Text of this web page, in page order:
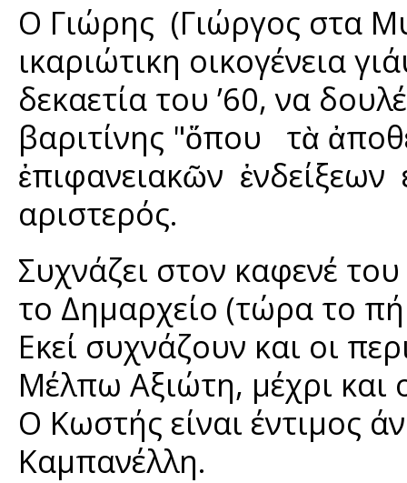
Ο Γιώρης (Γιώργος στα
ικαριώτικη οικογένεια
δεκαετία του ’60, να
βαριτίνης "ὅπου τὰ
ἐπιφανειακῶν ἐνδείξεων
αριστερός.
Συχνάζει στον καφενέ
το Δημαρχείο (τώρα το
Εκεί συχνάζουν και οι
Μέλπω Αξιώτη, μέχρι και
Ο Κωστής είναι έντιμος
Καμπανέλλη.